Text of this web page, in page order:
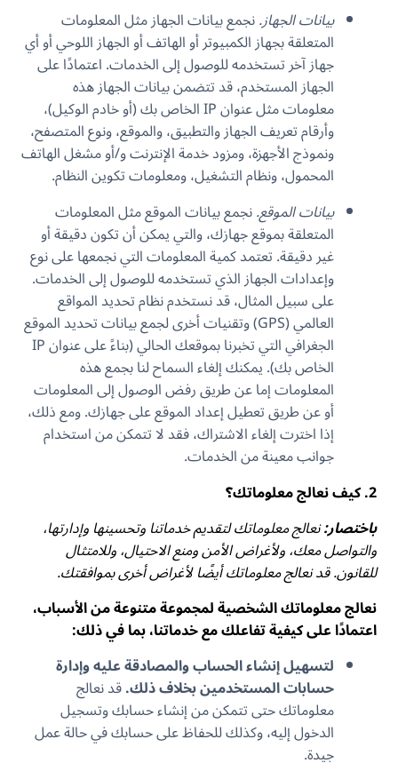
بيانات الجهاز.نجمع بيانات الجهاز مثل المعلومات
المتعلقة بجهاز الكمبيوتر أو الهاتف أو الجهاز اللوحي أو أي
جهاز آخر تستخدمه للوصول إلى الخدمات. اعتمادًا على
الجهاز المستخدم، قد تتضمن بيانات الجهاز هذه
معلومات مثل عنوان IP الخاص بك (أو خادم الوكيل)،
وأرقام تعريف الجهاز والتطبيق، والموقع، ونوع المتصفح،
ونموذج الأجهزة، ومزود خدمة الإنترنت و/أو مشغل الهاتف
المحمول، ونظام التشغيل، ومعلومات تكوين النظام.
بيانات الموقع.نجمع بيانات الموقع مثل المعلومات
المتعلقة بموقع جهازك، والتي يمكن أن تكون دقيقة أو
غير دقيقة. تعتمد كمية المعلومات التي نجمعها على نوع
وإعدادات الجهاز الذي تستخدمه للوصول إلى الخدمات.
على سبيل المثال، قد نستخدم نظام تحديد المواقع
العالمي (GPS) وتقنيات أخرى لجمع بيانات تحديد الموقع
الجغرافي التي تخبرنا بموقعك الحالي (بناءً على عنوان IP
الخاص بك). يمكنك إلغاء السماح لنا بجمع هذه
المعلومات إما عن طريق رفض الوصول إلى المعلومات
أو عن طريق تعطيل إعداد الموقع على جهازك. ومع ذلك،
إذا اخترت إلغاء الاشتراك، فقد لا تتمكن من استخدام
جوانب معينة من الخدمات.
2. كيف نعالج معلوماتك؟
باختصار:نعالج معلوماتك لتقديم خدماتنا وتحسينها وإدارتها،
والتواصل معك، ولأغراض الأمن ومنع الاحتيال، وللامتثال
للقانون. قد نعالج معلوماتك أيضًا لأغراض أخرى بموافقتك.
نعالج معلوماتك الشخصية لمجموعة متنوعة من الأسباب،
اعتمادًا على كيفية تفاعلك مع خدماتنا، بما في ذلك:
لتسهيل إنشاء الحساب والمصادقة عليه وإدارة
حسابات المستخدمين بخلاف ذلك.قد نعالج
معلوماتك حتى تتمكن من إنشاء حسابك وتسجيل
الدخول إليه، وكذلك للحفاظ على حسابك في حالة عمل
جيدة.